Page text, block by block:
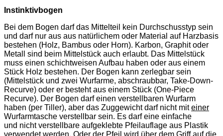
Instinktivbogen
Bei dem Bogen darf das Mittelteil kein Durchschusstyp sein
und darf nur aus aus natürlichem oder Material auf Harzbasis
bestehen (Holz, Bambus oder Horn). Karbon, Graphit oder
Metall sind beim Mittelstück auch erlaubt. Das Mittelstück
muss einen schichtweisen Aufbau haben oder aus einem
Stück Holz bestehen. Der Bogen kann zerlegbar sein
(Mittelstück und zwei Wurfarme, abschraubbar, Take-Down-
Recurve) oder er besteht aus einem Stück (One-Piece
Recurve). Der Bogen darf einen verstellbaren Wurfarm
haben (per Tiller), aber das Zuggewicht darf nicht miteiner
Wurfarmtasche verstellbar sein. Es darf eine einfache
und nicht verstellbare aufgeklebte Pfeilauflage aus Plastik
verwendet werden. Oder der Pfeil wird über dem Griff auf die